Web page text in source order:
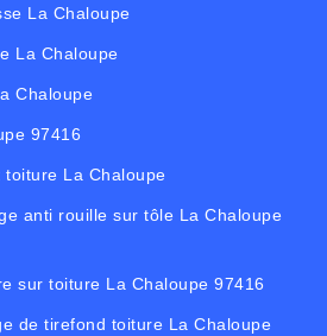
La Chaloupe
La Chaloupe
Chaloupe
97416
La Chaloupe
anti rouille sur tôle La Chaloupe
sur toiture La Chaloupe 97416
de tirefond toiture La Chaloupe